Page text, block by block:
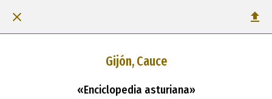
Gijón, Cauce
«Enciclopedia asturiana»